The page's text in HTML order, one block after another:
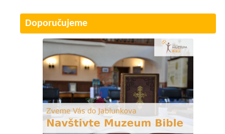
Doporučujeme